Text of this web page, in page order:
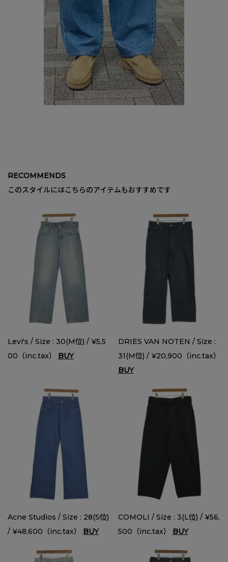
RECOMMENDS
このスタイルにはこちらのアイテムもおすすめです
Levi's / Size : 30(M位) / ¥5,5
00（inc.tax）
BUY
DRIES VAN NOTEN / Size :
31(M位) / ¥20,900（inc.tax）
BUY
Acne Studios / Size : 28(S位)
/ ¥48,600（inc.tax） BUY
COMOLI / Size : 3(L位) / ¥56,
500（inc.tax） BUY